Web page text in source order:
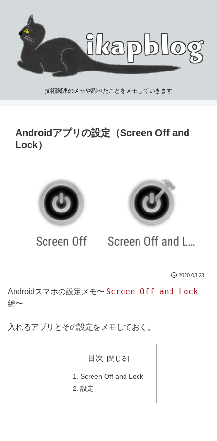
技術関連のメモや調べたことをメモしていきます
Androidアプリの設定（Screen Off and
Lock）
2020.03.23
Androidスマホの設定メモ〜 Screen Off and Lock
編〜
入れるアプリとその設定をメモしておく。
目次
Screen Off and Lock
設定